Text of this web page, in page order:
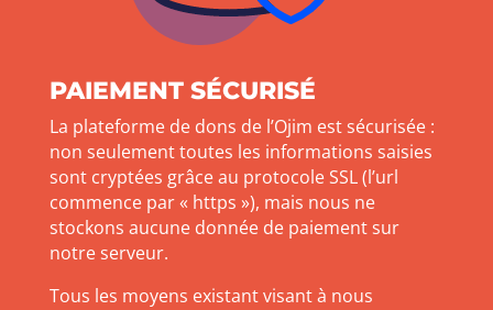
PAIEMENT SÉCURISÉ
La plateforme de dons de l’Ojim est sécurisée :
non seulement toutes les informations saisies
sont cryptées grâce au protocole SSL (l’url
commence par « https »), mais nous ne
stockons aucune donnée de paiement sur
notre serveur.
Tous les moyens existant visant à nous